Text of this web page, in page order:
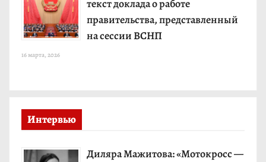
текст доклада о работе
правительства, представленный
на сессии ВСНП
16 марта, 2026
Интервью
Диляра Мажитова: «Мотокросс —